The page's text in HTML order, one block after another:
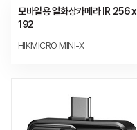
모바일용 열화상카메라 IR 256 x
192
HIKMICRO MINI-X